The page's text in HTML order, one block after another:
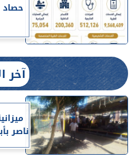
آخر
ناصر